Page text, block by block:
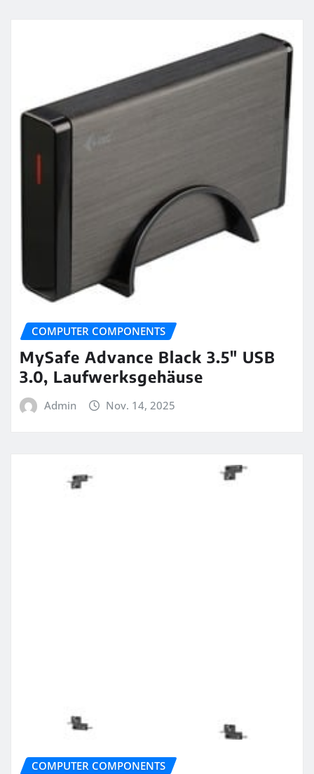
COMPUTER COMPONENTS
MySafe Advance Black 3.5″ USB
3.0, Laufwerksgehäuse
Admin Nov. 14, 2025
COMPUTER COMPONENTS